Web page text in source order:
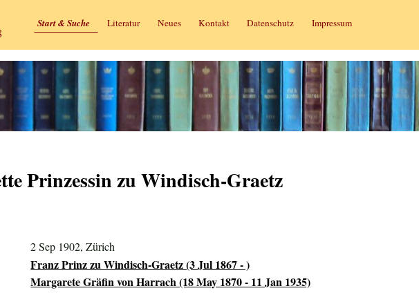
Start & Suche Literatur Neues Kontakt Datenschutz Impressum
Prinzessin zu Windisch-Graetz
2 Sep 1902, Zürich
Franz Prinz zu Windisch-Graetz (3 Jul 1867 - )
Margarete Gräfin von Harrach (18 May 1870 - 11 Jan 1935)